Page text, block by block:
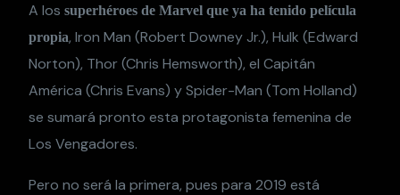
A lossuperhéroes de Marvel que ya ha tenido película
propia, Iron Man (Robert Downey Jr.), Hulk (Edward
Norton), Thor (Chris Hemsworth), el Capitán
América (Chris Evans) y Spider-Man (Tom Holland)
se sumará pronto esta protagonista femenina de
Los Vengadores.
Pero no será la primera, pues para 2019 está